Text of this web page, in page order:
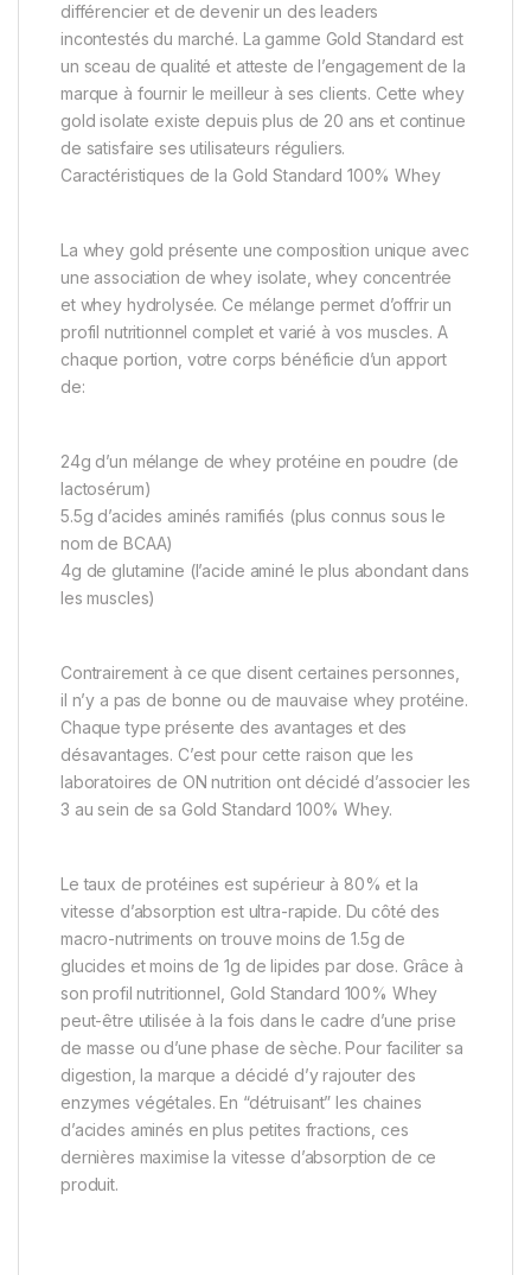
différencier et de devenir un des leaders
incontestés du marché. La gamme Gold Standard est
un sceau de qualité et atteste de l’engagement de la
marque à fournir le meilleur à ses clients. Cette whey
gold isolate existe depuis plus de 20 ans et continue
de satisfaire ses utilisateurs réguliers.
Caractéristiques de la Gold Standard 100% Whey
La whey gold présente une composition unique avec
une association de whey isolate, whey concentrée
et whey hydrolysée. Ce mélange permet d’offrir un
profil nutritionnel complet et varié à vos muscles. A
chaque portion, votre corps bénéficie d’un apport
de:
24g d’un mélange de whey protéine en poudre (de
lactosérum)
5.5g d’acides aminés ramifiés (plus connus sous le
nom de BCAA)
4g de glutamine (l’acide aminé le plus abondant dans
les muscles)
Contrairement à ce que disent certaines personnes,
il n’y a pas de bonne ou de mauvaise whey protéine.
Chaque type présente des avantages et des
désavantages. C’est pour cette raison que les
laboratoires de ON nutrition ont décidé d’associer les
3 au sein de sa Gold Standard 100% Whey.
Le taux de protéines est supérieur à 80% et la
vitesse d’absorption est ultra-rapide. Du côté des
macro-nutriments on trouve moins de 1.5g de
glucides et moins de 1g de lipides par dose. Grâce à
son profil nutritionnel, Gold Standard 100% Whey
peut-être utilisée à la fois dans le cadre d’une prise
de masse ou d’une phase de sèche. Pour faciliter sa
digestion, la marque a décidé d’y rajouter des
enzymes végétales. En “détruisant” les chaines
d’acides aminés en plus petites fractions, ces
dernières maximise la vitesse d’absorption de ce
produit.